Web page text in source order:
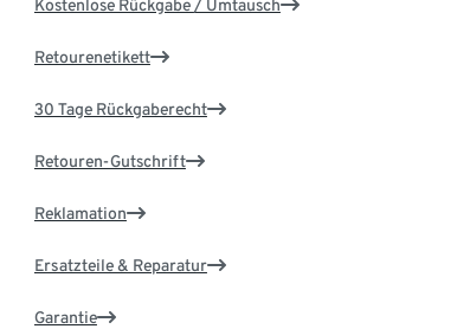
Kostenlose Rückgabe / Umtausch
Retourenetikett
30 Tage Rückgaberecht
Retouren-Gutschrift
Reklamation
Ersatzteile & Reparatur
Garantie